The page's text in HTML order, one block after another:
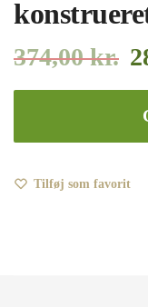
374,00kr.
Tilføj som favorit